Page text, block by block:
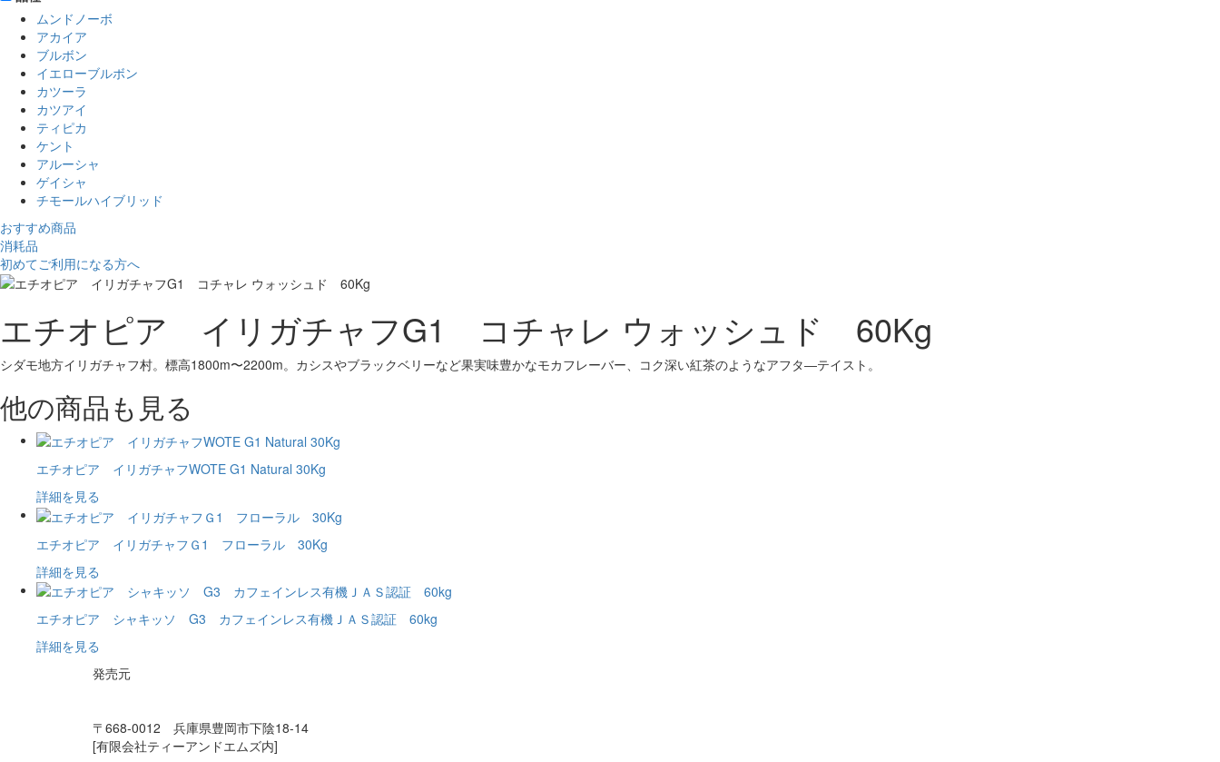
ムンドノーボ
アカイア
ブルボン
イエローブルボン
カツーラ
カツアイ
ティピカ
ケント
アルーシャ
ゲイシャ
チモールハイブリッド
おすすめ商品
消耗品
初めてご利用になる方へ
エチオピア イリガチャフG1 コチャレ ウォッシュド 60Kg
シダモ地方イリガチャフ村。標高1800m〜2200m。カシスやブラックベリーなど果実味豊かなモカフレーバー、コク深い紅茶のようなアフタ―テイスト。
他の商品も見る
エチオピア イリガチャフWOTE G1 Natural 30Kg
詳細を見る
エチオピア イリガチャフＧ1 フローラル 30Kg
詳細を見る
エチオピア シャキッソ G3 カフェインレス有機ＪＡＳ認証 60kg
詳細を見る
発売元
〒668-0012 兵庫県豊岡市下陰18-14
[有限会社ティーアンドエムズ内]